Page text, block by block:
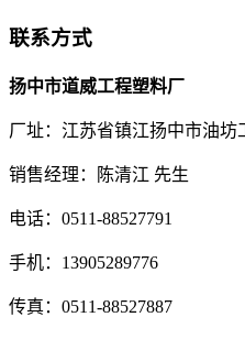
联系方式
扬中市道威工程塑料厂
厂址：江苏省镇江扬中市油坊
销售经理：陈清江 先生
电话：0511-88527791
手机：13905289776
传真：0511-88527887